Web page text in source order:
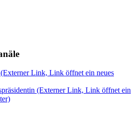
(Externer Link, Link öffnet ein neues
(Externer Link, Link öffnet ein